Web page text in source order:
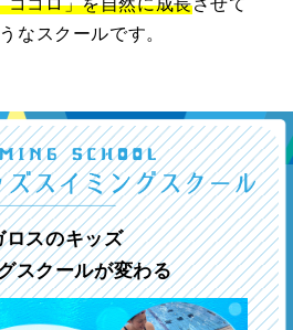
なスクールです。
ロスのキッズ
スクールが変わる